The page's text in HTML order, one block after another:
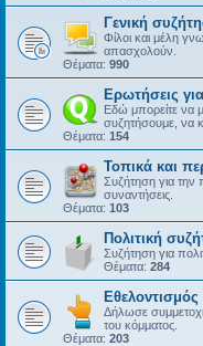
Γενική
Φίλοι και μέλη
απασχολούν.
Θέματα: 990
Ερωτήσεις
Εδώ μπορείτε να
συζητήσουμε, να
Θέματα: 154
Τοπικά και
Συζήτηση για την
συναντήσεις.
Θέματα: 103
Πολιτική
Συζήτηση για
Θέματα: 284
Εθελοντισμός
Δήλωσε συμμετοχή
του κόμματος.
Θέματα: 203